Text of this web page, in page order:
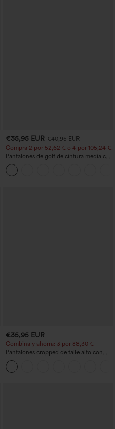
€35,95 EUR €40,95 EUR
Compra 2 por 52,62 € o 4 por 105,24 €.
Pantalones de golf de cintura media con
cordón, dobladillo curvo, secado rápido,
de corte cónico y con bolsillos - UPF40+
€35,95 EUR
Combina y ahorra: 3 por 88,30 €
Pantalones cropped de talle alto con
bolsillos con cremallera y efecto lino